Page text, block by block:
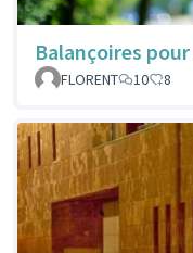
Balançoires
FLORENT
10 8